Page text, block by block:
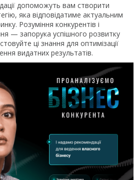
допоможуть вам створити
яка відповідатиме актуальним
Розуміння конкурентів і
— запорука успішного розвитку
ці знання для оптимізації
видатних результатів.